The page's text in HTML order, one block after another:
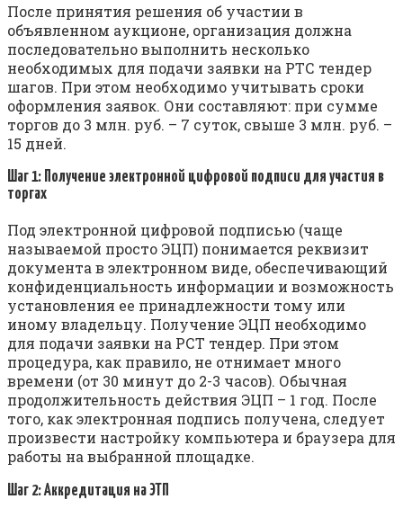
После принятия решения об участии в
объявленном аукционе, организация должна
последовательно выполнить несколько
необходимых для подачи заявки на РТС тендер
шагов. При этом необходимо учитывать сроки
оформления заявок. Они составляют: при сумме
торгов до 3 млн. руб. – 7 суток, свыше 3 млн. руб. –
15 дней.
Шаг 1: Получение электронной цифровой подписи для участия в
торгах
Под электронной цифровой подписью (чаще
называемой просто ЭЦП) понимается реквизит
документа в электронном виде, обеспечивающий
конфиденциальность информации и возможность
установления ее принадлежности тому или
иному владельцу. Получение ЭЦП необходимо
для подачи заявки на РСТ тендер. При этом
процедура, как правило, не отнимает много
времени (от 30 минут до 2-3 часов). Обычная
продолжительность действия ЭЦП – 1 год. После
того, как электронная подпись получена, следует
произвести настройку компьютера и браузера для
работы на выбранной площадке.
Шаг 2: Аккредитация на ЭТП